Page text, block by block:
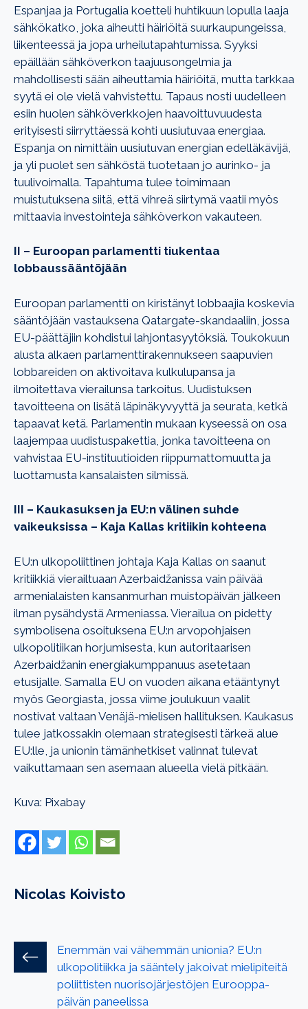
Espanjaa ja Portugalia koetteli huhtikuun lopulla laaja
sähkökatko, joka aiheutti häiriöitä suurkaupungeissa,
liikenteessä ja jopa urheilutapahtumissa. Syyksi
epäillään sähköverkon taajuusongelmia ja
mahdollisesti sään aiheuttamia häiriöitä, mutta tarkkaa
syytä ei ole vielä vahvistettu. Tapaus nosti uudelleen
esiin huolen sähköverkkojen haavoittuvuudesta
erityisesti siirryttäessä kohti uusiutuvaa energiaa.
Espanja on nimittäin uusiutuvan energian edelläkävijä,
ja yli puolet sen sähköstä tuotetaan jo aurinko- ja
tuulivoimalla. Tapahtuma tulee toimimaan
muistutuksena siitä, että vihreä siirtymä vaatii myös
mittaavia investointeja sähköverkon vakauteen.
II – Euroopan parlamentti tiukentaa
lobbaussääntöjään
Euroopan parlamentti on kiristänyt lobbaajia koskevia
sääntöjään vastauksena Qatargate-skandaaliin, jossa
EU-päättäjiin kohdistui lahjontasyytöksiä. Toukokuun
alusta alkaen parlamenttirakennukseen saapuvien
lobbareiden on aktivoitava kulkulupansa ja
ilmoitettava vierailunsa tarkoitus. Uudistuksen
tavoitteena on lisätä läpinäkyvyyttä ja seurata, ketkä
tapaavat ketä. Parlamentin mukaan kyseessä on osa
laajempaa uudistuspakettia, jonka tavoitteena on
vahvistaa EU-instituutioiden riippumattomuutta ja
luottamusta kansalaisten silmissä.
III – Kaukasuksen ja EU:n välinen suhde
vaikeuksissa – Kaja Kallas kritiikin kohteena
EU:n ulkopoliittinen johtaja Kaja Kallas on saanut
kritiikkiä vierailtuaan Azerbaidžanissa vain päivää
armenialaisten kansanmurhan muistopäivän jälkeen
ilman pysähdystä Armeniassa. Vierailua on pidetty
symbolisena osoituksena EU:n arvopohjaisen
ulkopolitiikan horjumisesta, kun autoritaarisen
Azerbaidžanin energiakumppanuus asetetaan
etusijalle. Samalla EU on vuoden aikana etääntynyt
myös Georgiasta, jossa viime joulukuun vaalit
nostivat valtaan Venäjä-mielisen hallituksen. Kaukasus
tulee jatkossakin olemaan strategisesti tärkeä alue
EU:lle, ja unionin tämänhetkiset valinnat tulevat
vaikuttamaan sen asemaan alueella vielä pitkään.
Kuva: Pixabay
Nicolas Koivisto
Enemmän vai vähemmän unionia? EU:n
ulkopolitiikka ja sääntely jakoivat mielipiteitä
poliittisten nuorisojärjestöjen Eurooppa-
päivän paneelissa